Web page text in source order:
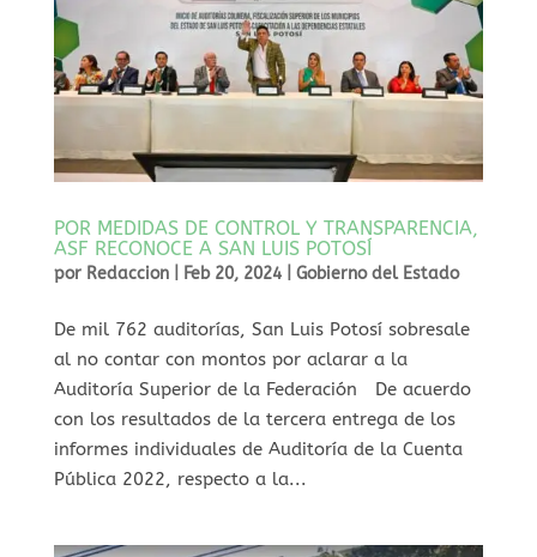
POR MEDIDAS DE CONTROL Y TRANSPARENCIA,
ASF RECONOCE A SAN LUIS POTOSÍ
por Redaccion| Feb 20, 2024| Gobierno del Estado
De mil 762 auditorías, San Luis Potosí sobresale
al no contar con montos por aclarar a la
Auditoría Superior de la Federación De acuerdo
con los resultados de la tercera entrega de los
informes individuales de Auditoría de la Cuenta
Pública 2022, respecto a la...